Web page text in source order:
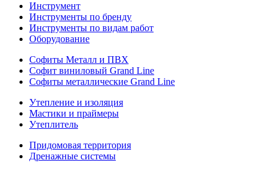
Инструмент
Инструменты по бренду
Инструменты по видам работ
Оборудование
Софиты Металл и ПВХ
Софит виниловый Grand Line
Софиты металлические Grand Line
Утепление и изоляция
Мастики и праймеры
Утеплитель
Придомовая территория
Дренажные системы